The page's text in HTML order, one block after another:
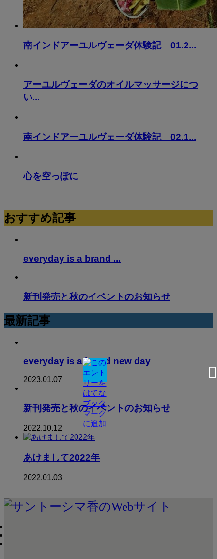
南インドアーユルヴェーダ体験記 01.2...
アーユルヴェーダのオイルマッサージにつ
い...
南インドアーユルヴェーダ体験記 02.1...
心を空っぽに
おすすめ記事
everyday is a brand ...
新刊発売と秋のイベントのお知らせ
最新記事
everyday is a brand new day
2023.01.07
新刊発売と秋のイベントのお知らせ
2022.10.12
あけまして2022年
2022.01.03